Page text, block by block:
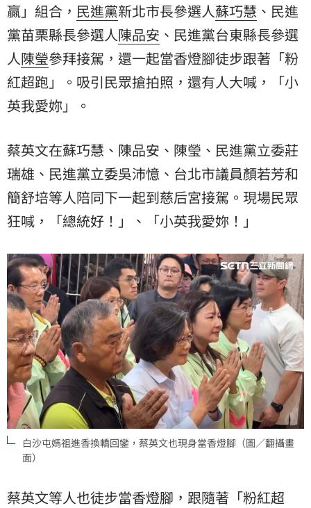
贏」組合， 民進黨新北市長參選人蘇巧慧 、民進
黨苗栗縣長參選人陳品安 、民進黨台東縣長參選
人陳瑩參拜接駕，還一起當香燈腳徒步跟著「粉
紅超跑」。吸引民眾搶拍照，還有人大喊，「小
英我愛妳」。
蔡英文在蘇巧慧、陳品安、陳瑩、民進黨立委莊
瑞雄、民進黨立委吳沛憶、台北市議員顏若芳和
簡舒培等人陪同下一起到慈后宮接駕。現場民眾
狂喊，「總統好！」、「小英我愛妳！」
白沙屯媽祖進香換轎回鑾，蔡英文也現身當香燈腳（圖／翻攝畫
面）
蔡英文等人也徒步當香燈腳，跟隨著「粉紅超